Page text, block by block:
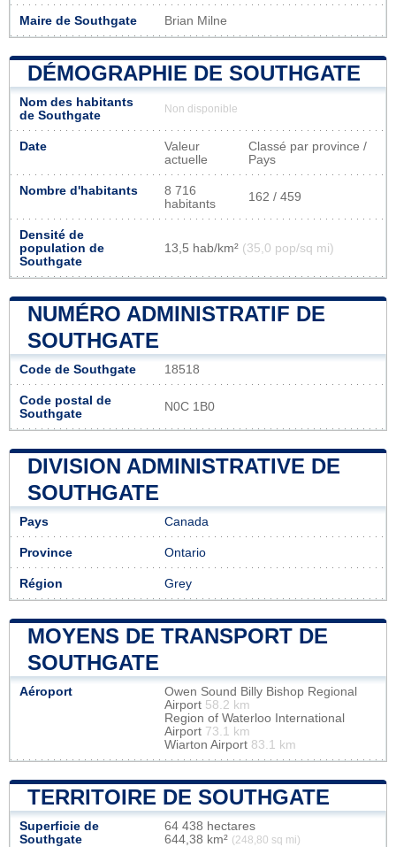
Maire de Southgate Brian Milne
DÉMOGRAPHIE DE SOUTHGATE
Nom des habitants
de Southgate
Non disponible
Date
Valeur
actuelle
Classé par province /
Pays
Nombre d'habitants
8 716
habitants
162 / 459
Densité de
population de
Southgate
13,5 hab/km² (35,0 pop/sq mi)
NUMÉRO ADMINISTRATIF DE
SOUTHGATE
Code de Southgate 18518
Code postal de
Southgate
N0C 1B0
DIVISION ADMINISTRATIVE DE
SOUTHGATE
Pays Canada
Province Ontario
Région Grey
MOYENS DE TRANSPORT DE
SOUTHGATE
Aéroport
Owen Sound Billy Bishop Regional
Airport 58.2 km
Region of Waterloo International
Airport 73.1 km
Wiarton Airport 83.1 km
TERRITOIRE DE SOUTHGATE
Superficie de
Southgate
64 438 hectares
644,38 km² (248,80 sq mi)